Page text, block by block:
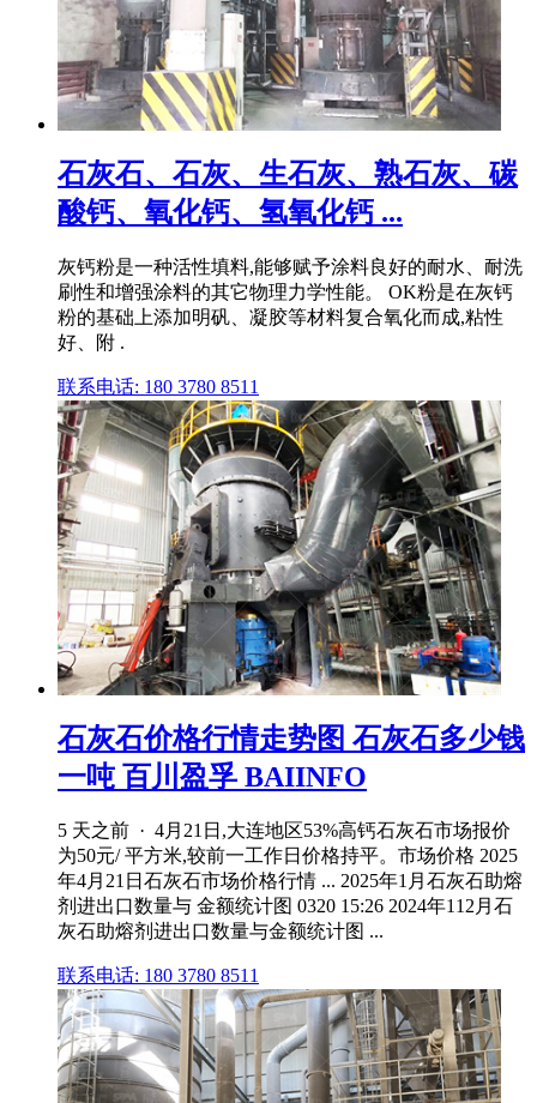
石灰石、石灰、生石灰、熟石灰、碳
酸钙、氧化钙、氢氧化钙 ...
灰钙粉是一种活性填料,能够赋予涂料良好的耐水、耐洗
刷性和增强涂料的其它物理力学性能。 OK粉是在灰钙
粉的基础上添加明矾、凝胶等材料复合氧化而成,粘性
好、附 .
联系电话: 180 3780 8511
石灰石价格行情走势图 石灰石多少钱
一吨 百川盈孚 BAIINFO
5 天之前 · 4月21日,大连地区53%高钙石灰石市场报价
为50元/ 平方米,较前一工作日价格持平。市场价格 2025
年4月21日石灰石市场价格行情 ... 2025年1月石灰石助熔
剂进出口数量与 金额统计图 0320 15:26 2024年112月石
灰石助熔剂进出口数量与金额统计图 ...
联系电话: 180 3780 8511